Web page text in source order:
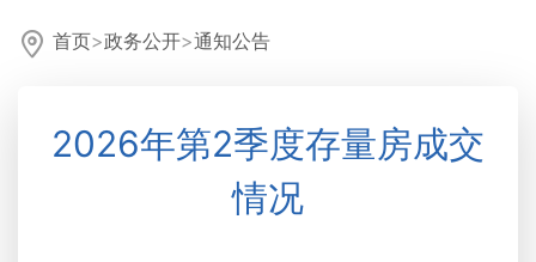
首页>政务公开>通知公告
2026年第2季度存量房成交
情况